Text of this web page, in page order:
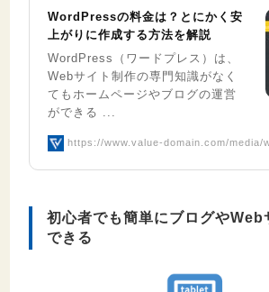
WordPressの料金は？とにかく安
上がりに作成する方法を解説
WordPress（ワードプレス）は、
Webサイト制作の専門知識がなく
てもホームページやブログの運営
ができる ...
https://www.value-domain.com/
初心者でも簡単にブログやWeb
できる